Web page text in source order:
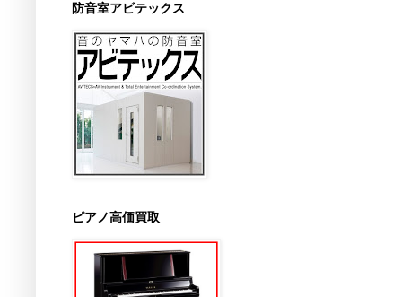
防音室アビテックス
ピアノ高価買取